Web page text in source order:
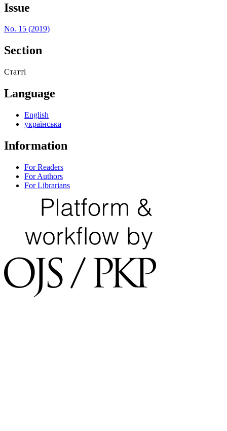
Issue
No. 15 (2019)
Section
Статті
Language
English
українська
Information
For Readers
For Authors
For Librarians